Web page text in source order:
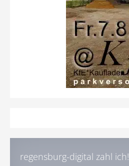
regensburg-digital zahl ich!